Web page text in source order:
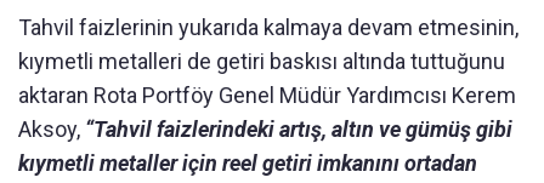
Tahvil faizlerinin yukarıda kalmaya devam etmesinin,
kıymetli metalleri de getiri baskısı altında tuttuğunu
aktaran Rota Portföy Genel Müdür Yardımcısı Kerem
Aksoy, “Tahvil faizlerindeki artış, altın ve gümüş gibi
kıymetli metaller için reel getiri imkanını ortadan